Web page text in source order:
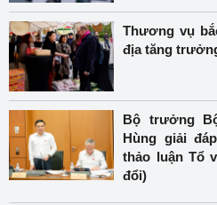
Thương vụ
địa tăng
Bộ trưởng
Hùng giải
thảo luận Tổ
đổi)